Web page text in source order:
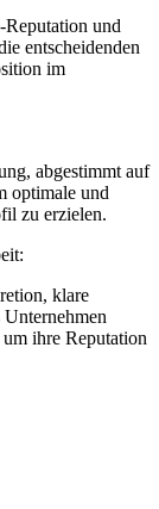
und
entscheidenden
im
abgestimmt auf
optimale und
zu erzielen.
klare
ihre Reputation